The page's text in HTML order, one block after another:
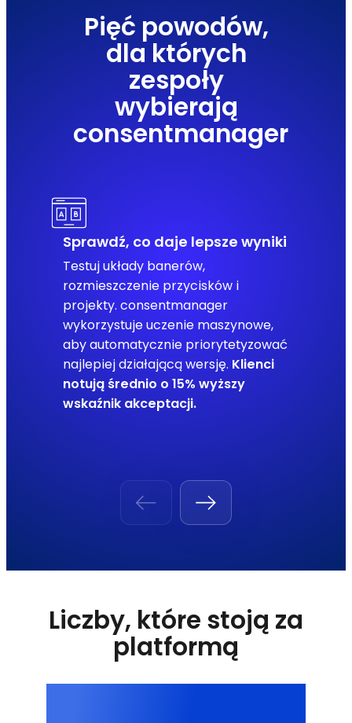
Pięć powodów,
dla których
zespoły
wybierają
consentmanager
Sprawdź, co daje lepsze wyniki
Testuj układy banerów,
rozmieszczenie przycisków i
projekty. consentmanager
wykorzystuje uczenie maszynowe,
aby automatycznie priorytetyzować
najlepiej działającą wersję. Klienci
notują średnio o 15% wyższy
wskaźnik akceptacji.
Liczby, które stoją za
platformą